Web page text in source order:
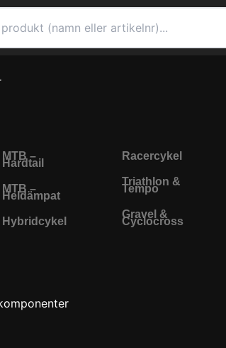
MTB –
Hardtail
MTB –
Heldämpat
Hybridcykel
Racercykel
Triathlon &
Tempo
Gravel &
Cyclocross